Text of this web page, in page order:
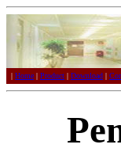
| Home | Product | Download |